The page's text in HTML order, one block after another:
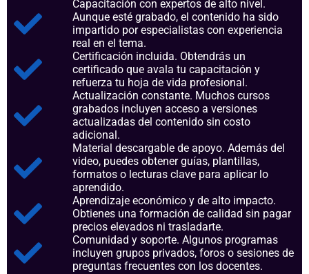
Capacitación con expertos de alto nivel.
Aunque esté grabado, el contenido ha sido
impartido por especialistas con experiencia
real en el tema.
Certificación incluida. Obtendrás un
certificado que avala tu capacitación y
refuerza tu hoja de vida profesional.
Actualización constante. Muchos cursos
grabados incluyen acceso a versiones
actualizadas del contenido sin costo
adicional.
Material descargable de apoyo. Además del
video, puedes obtener guías, plantillas,
formatos o lecturas clave para aplicar lo
aprendido.
Aprendizaje económico y de alto impacto.
Obtienes una formación de calidad sin pagar
precios elevados ni trasladarte.
Comunidad y soporte. Algunos programas
incluyen grupos privados, foros o sesiones de
preguntas frecuentes con los docentes.